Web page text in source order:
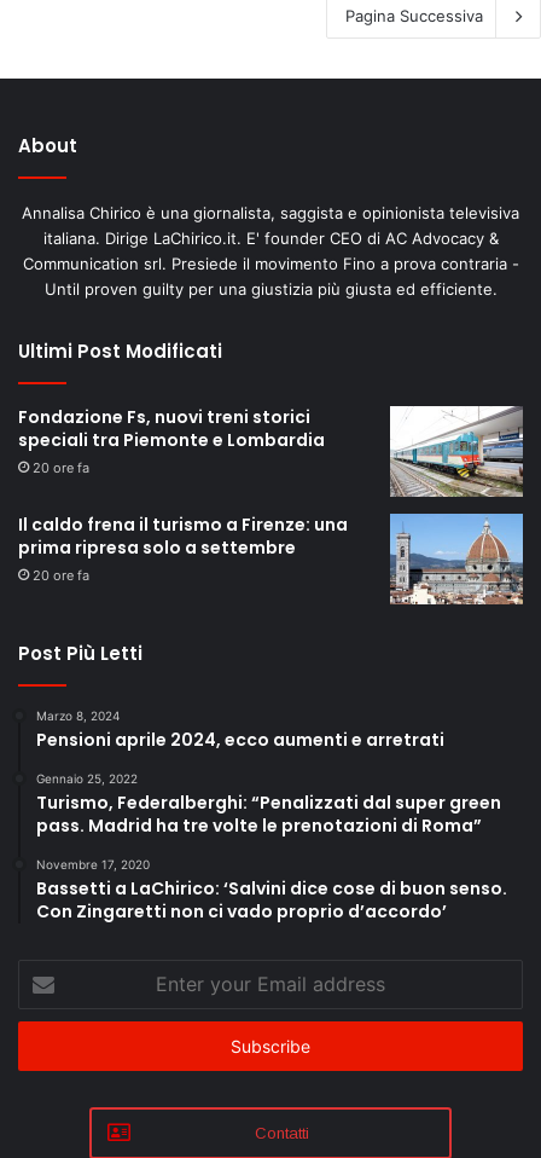
Pagina Successiva
About
Annalisa Chirico è una giornalista, saggista e opinionista televisiva
italiana. Dirige LaChirico.it. E' founder CEO di AC Advocacy &
Communication srl. Presiede il movimento Fino a prova contraria -
Until proven guilty per una giustizia più giusta ed efficiente.
Ultimi Post Modificati
Fondazione Fs, nuovi treni storici
speciali tra Piemonte e Lombardia
20 ore fa
Il caldo frena il turismo a Firenze: una
prima ripresa solo a settembre
20 ore fa
Post Più Letti
Marzo 8, 2024
Pensioni aprile 2024, ecco aumenti e arretrati
Gennaio 25, 2022
Turismo, Federalberghi: “Penalizzati dal super green
pass. Madrid ha tre volte le prenotazioni di Roma”
Novembre 17, 2020
Bassetti a LaChirico: ‘Salvini dice cose di buon senso.
Con Zingaretti non ci vado proprio d’accordo’
your
Email
Contatti